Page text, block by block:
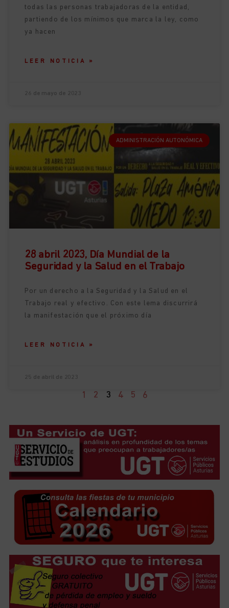
todas las personas trabajadoras de la entidad,
partiendo de los mínimos que marca la ley, como
ya hacen
LEER NOTICIA »
ADMINISTRACIÓN AUTONÓMICA
28 abril 2023, Día Mundial de la
Seguridad y la Salud en el Trabajo
Por un derecho a la Seguridad y la Salud en el
Trabajo real y efectivo. Con este lema discurrirá
la manifestación que el próximo día
LEER NOTICIA »
1 2 3 4 5 6